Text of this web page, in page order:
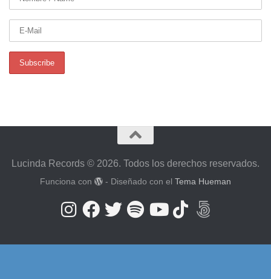
Lucinda Records © 2026. Todos los derechos reservados.
Funciona con - Diseñado con el Tema Hueman